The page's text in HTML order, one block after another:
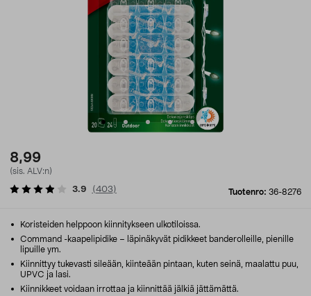
8,99
(sis. ALV:n)
Tuotenro: 36-8276
3.9 (403)
Koristeiden helppoon kiinnitykseen ulkotiloissa.
Command -kaapelipidike – läpinäkyvät pidikkeet banderolleille, pienille
lipuille ym.
Kiinnittyy tukevasti sileään, kiinteään pintaan, kuten seinä, maalattu puu,
UPVC ja lasi.
Kiinnikkeet voidaan irrottaa ja kiinnittää jälkiä jättämättä.